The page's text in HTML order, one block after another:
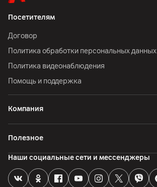
Посетителям
Договор
Политика обработки персональных данных
Политика видеонаблюдения
Помощь и поддержка
Компания
Полезное
Наши социальные сети и мессенджеры